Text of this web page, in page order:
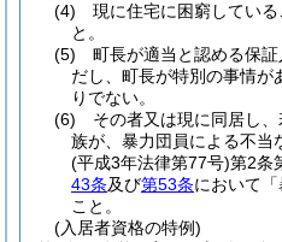
(4)
現に住宅に困窮してい
と。
(5)
町長が適当と認める保証
だし、町長が特別の事情が
りでない。
(6)
その者又は現に同居し
族が、暴力団員による不当
(平成3年法律第77号)第2条
43条及び第53条において
こと。
(入居者資格の特例)